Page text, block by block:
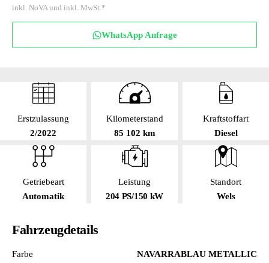
inkl. NoVA und inkl. MwSt.*
WhatsApp Anfrage
Erstzulassung
2/2022
Kilometerstand
85 102 km
Kraftstoffart
Diesel
Getriebeart
Automatik
Leistung
204 PS/150 kW
Standort
Wels
Fahrzeugdetails
Farbe
NAVARRABLAU METALLIC